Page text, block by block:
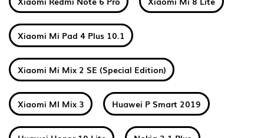
Xiaomi Mi Pad 4 Plus 10.1
Xiaomi Mi Mix 2 SE (Special Edition)
Xiaomi MI Mix 3 Huawei P Smart 2019